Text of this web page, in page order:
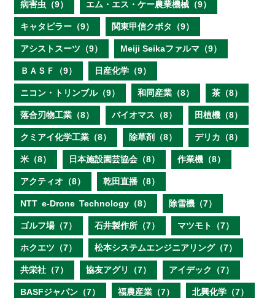
病害虫（9） エム・エス・ケー農業機械（9）
キャタピラー（9） 関東甲信クボタ（9）
アシストスーツ（9） Meiji Seikaファルマ（9）
ＢＡＳＦ（9） 日産化学（9）
ニコン・トリンブル（9） 和同産業（8） 茶（8）
落合刃物工業（8） バイオマス（8） 田植機（8）
クミアイ化学工業（8） 除草剤（8） デリカ（8）
米（8） 日本施設園芸協会（8） 作業機（8）
アクティオ（8） 乾田直播（8）
NTT e‐Drone Technology（8） 除雪機（7）
ゴルフ場（7） 石井製作所（7） マツモト（7）
ホクエツ（7） 松本システムエンジニアリング（7）
共栄社（7） 協友アグリ（7） アイデック（7）
BASFジャパン（7） 福農産業（7） 北興化学（7）